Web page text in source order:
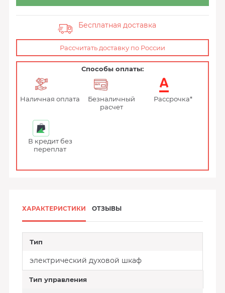
Бесплатная доставка
Рассчитать доставку по России
Способы оплаты:
Наличная оплата
Безналичный
расчет
Рассрочка*
В кредит без
переплат
ХАРАКТЕРИСТИКИ ОТЗЫВЫ
Тип
электрический духовой шкаф
Тип управления